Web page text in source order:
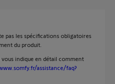
pas les spécifications obligatoires
du produit.
vous indique en détail comment
assistance/faq?